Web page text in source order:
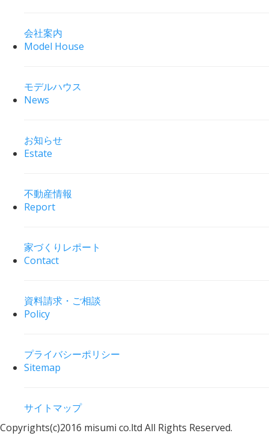
会社案内
Model House
モデルハウス
News
お知らせ
Estate
不動産情報
Report
家づくりレポート
Contact
資料請求・ご相談
Policy
プライバシーポリシー
Sitemap
サイトマップ
Copyrights(c)2016 misumi co.ltd All Rights Reserved.